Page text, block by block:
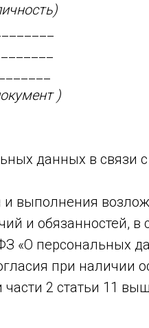
)
данных в связи с
выполнения
и обязанностей, в
«О персональных
при наличии
части 2 статьи 11